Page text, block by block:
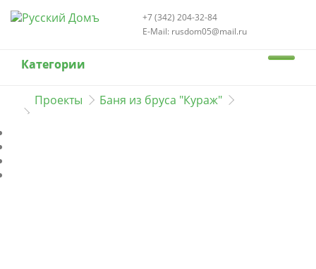
+7 (342) 204-32-84
E-Mail: rusdom05@mail.ru
Категории
Проекты Баня из бруса "Кураж"